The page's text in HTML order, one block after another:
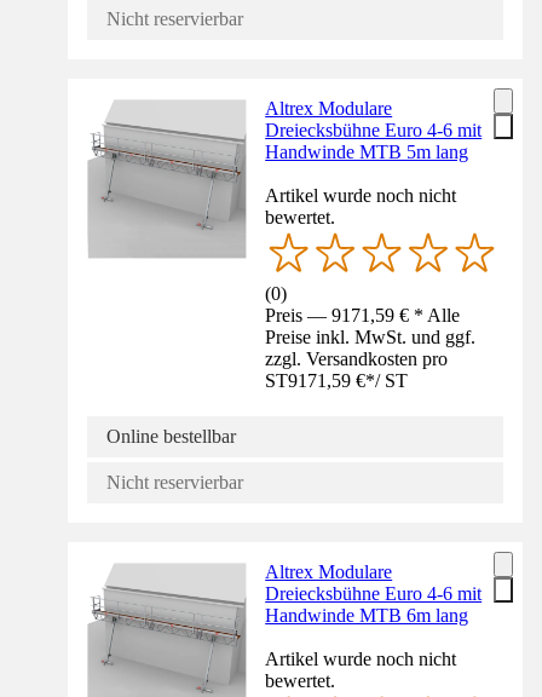
Nicht reservierbar
Altrex Modulare
Dreiecksbühne Euro 4-6 mit
Handwinde MTB 5m lang
Artikel wurde noch nicht
bewertet.
(0)
Preis — 9171,59 € * Alle
Preise inkl. MwSt. und ggf.
zzgl. Versandkosten pro
ST9171,59 €*/ ST
Online bestellbar
Nicht reservierbar
Altrex Modulare
Dreiecksbühne Euro 4-6 mit
Handwinde MTB 6m lang
Artikel wurde noch nicht
bewertet.